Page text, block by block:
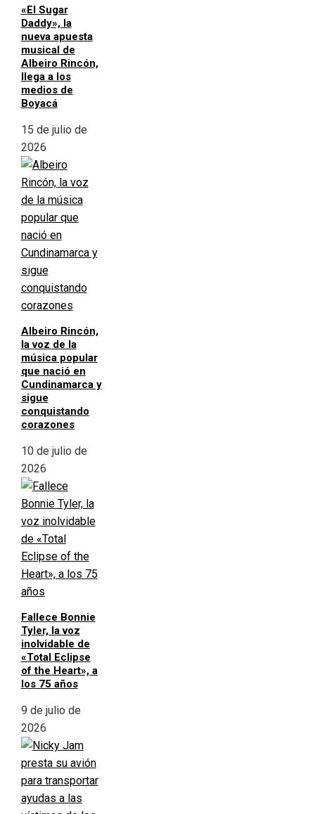
«El Sugar
Daddy», la
nueva apuesta
musical de
Albeiro Rincón,
llega a los
medios de
Boyacá
15 de julio de
2026
Albeiro Rincón,
la voz de la
música popular
que nació en
Cundinamarca y
sigue
conquistando
corazones
10 de julio de
2026
Fallece Bonnie
Tyler, la voz
inolvidable de
«Total Eclipse
of the Heart», a
los 75 años
9 de julio de
2026